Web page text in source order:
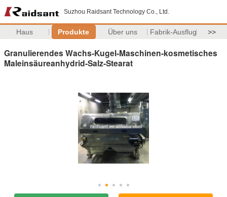
Suzhou Raidsant Technology Co., Ltd.
Haus Produkte Über uns Fabrik-Ausflug >>
Granulierendes Wachs-Kugel-Maschinen-kosmetisches
Maleinsäureanhydrid-Salz-Stearat